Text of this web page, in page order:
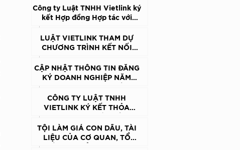
Công ty Luật TNHH Vietlink ký
kết Hợp đồng Hợp tác với
Trung tâm Hỗ trợ pháp lý cho
doanh nghiệp nhỏ và vừa, Cục
Pháp luật Dân sự và Kinh tế,
LUẬT VIETLINK THAM DỰ
CHƯƠNG TRÌNH KẾT NỐI
DOANH NGHIỆP VIỆT NAM –
HÀN QUỐC: ĐỒNG HÀNH
CÙNG DOANH NGHIỆP CÓ
VỐN ĐẦU TƯ NƯỚC NGOÀI
TRONG MÔI TRƯỜNG PHÁP LÝ
TẠI VIỆT NAM
CẬP NHẬT THÔNG TIN ĐĂNG
KÝ DOANH NGHIỆP NĂM
DOANH NGHIỆP CÓ THỂ GẶP
KHÓ KHI XUẤT HÓA ĐƠN
CÔNG TY LUẬT TNHH
VIETLINK KÝ KẾT THỎA
TRƯỜNG ĐẠI HỌC KINH TẾ –
ĐẠI HỌC QUỐC GIA HÀ NỘI
TỘI LÀM GIẢ CON DẤU, TÀI
LIỆU CỦA CƠ QUAN, TỔ